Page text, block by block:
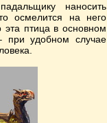
наносить
осмелится на него
птица в основном
при удобном случае